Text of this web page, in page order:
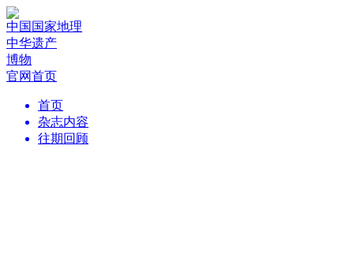
中国国家地理
中华遗产
博物
官网首页
首页
杂志内容
往期回顾